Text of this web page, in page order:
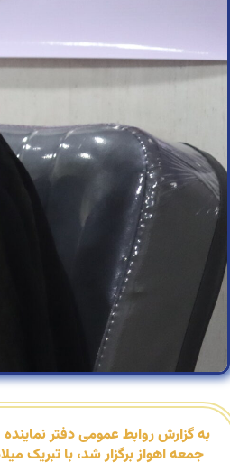
به گزارش روابط عمومی دفتر
جمعه اهواز برگزار شد، با